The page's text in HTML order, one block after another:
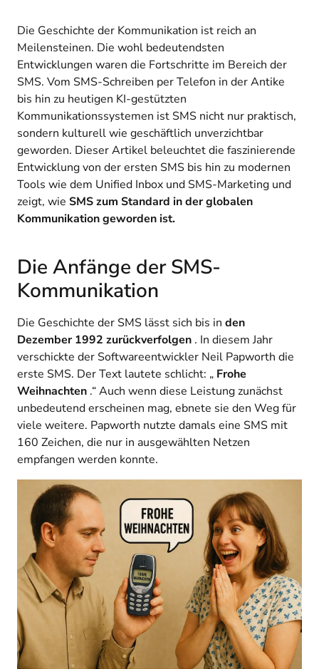
Die Geschichte der Kommunikation ist reich an
Meilensteinen. Die wohl bedeutendsten
Entwicklungen waren die Fortschritte im Bereich der
SMS. Vom SMS-Schreiben per Telefon in der Antike
bis hin zu heutigen KI-gestützten
Kommunikationssystemen ist SMS nicht nur praktisch,
sondern kulturell wie geschäftlich unverzichtbar
geworden. Dieser Artikel beleuchtet die faszinierende
Entwicklung von der ersten SMS bis hin zu modernen
Tools wie dem Unified Inbox und SMS-Marketing und
zeigt, wie SMS zum Standard in der globalen
Kommunikation geworden ist.
Die Anfänge der SMS-
Kommunikation
Die Geschichte der SMS lässt sich bis in den
Dezember 1992 zurückverfolgen . In diesem Jahr
verschickte der Softwareentwickler Neil Papworth die
erste SMS. Der Text lautete schlicht: „ Frohe
Weihnachten .“ Auch wenn diese Leistung zunächst
unbedeutend erscheinen mag, ebnete sie den Weg für
viele weitere. Papworth nutzte damals eine SMS mit
160 Zeichen, die nur in ausgewählten Netzen
empfangen werden konnte.